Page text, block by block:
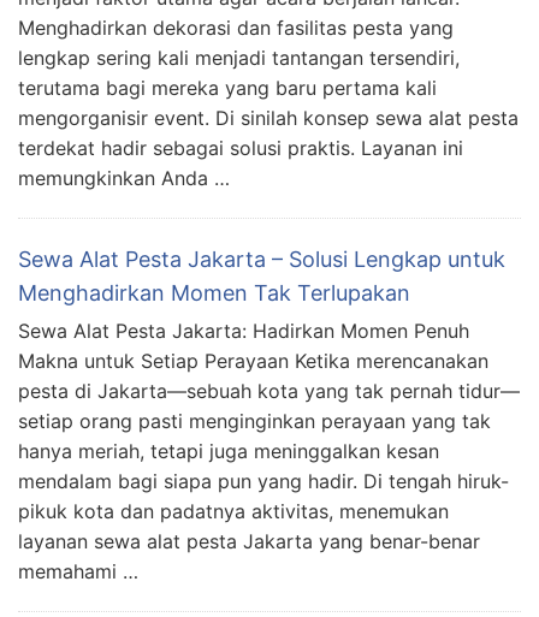
Menghadirkan dekorasi dan fasilitas pesta yang
lengkap sering kali menjadi tantangan tersendiri,
terutama bagi mereka yang baru pertama kali
mengorganisir event. Di sinilah konsep sewa alat pesta
terdekat hadir sebagai solusi praktis. Layanan ini
memungkinkan Anda …
Sewa Alat Pesta Jakarta – Solusi Lengkap untuk
Menghadirkan Momen Tak Terlupakan
Sewa Alat Pesta Jakarta: Hadirkan Momen Penuh
Makna untuk Setiap Perayaan Ketika merencanakan
pesta di Jakarta—sebuah kota yang tak pernah tidur—
setiap orang pasti menginginkan perayaan yang tak
hanya meriah, tetapi juga meninggalkan kesan
mendalam bagi siapa pun yang hadir. Di tengah hiruk-
pikuk kota dan padatnya aktivitas, menemukan
layanan sewa alat pesta Jakarta yang benar-benar
memahami …